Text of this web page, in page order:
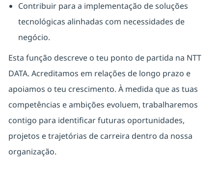
Contribuir para a implementação de soluções
tecnológicas alinhadas com necessidades de
negócio.
Esta função descreve o teu ponto de partida na NTT
DATA. Acreditamos em relações de longo prazo e
apoiamos o teu crescimento. À medida que as tuas
competências e ambições evoluem, trabalharemos
contigo para identificar futuras oportunidades,
projetos e trajetórias de carreira dentro da nossa
organização.